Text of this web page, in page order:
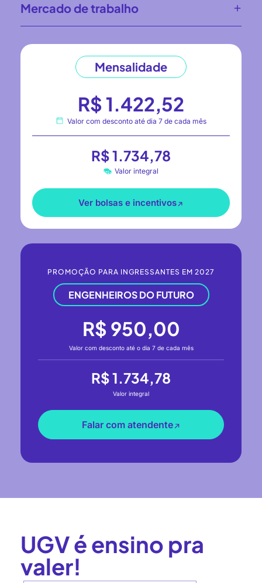
Mercado de trabalho
Mensalidade
R$ 1.422,52
Valor com desconto até dia 7 de cada mês
R$ 1.734,78
Valor integral
Ver bolsas e incentivos
PROMOÇÃO PARA INGRESSANTES EM 2027
ENGENHEIROS DO FUTURO
R$ 950,00
Valor com desconto até o dia 7 de cada mês
R$ 1.734,78
Valor integral
Falar com atendente
UGV é ensino pra
valer!